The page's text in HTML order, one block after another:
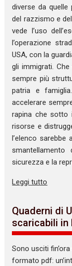
diverse da
del razzismo e
vede l’uso
l’operazione
USA, con la
gli immigrati.
sempre più
patria e
accelerare
rapina che sotto
risorse e
l’elenco sarebbe
sicurezza e la
Leggi tutto
Quaderni di
scaricabili in
Sono usciti
formato pdf: